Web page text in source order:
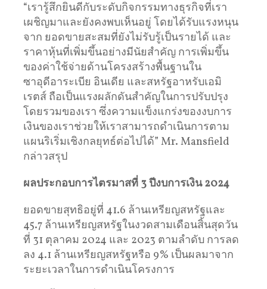
“เรารู้สึกยินดีกับระดับกิจกรรมทางธุรกิจที่เรา
เผชิญมาและยังคงพบเห็นอยู่ โดยได้รับแรงหนุน
จาก ยอดขายสะสมที่ยังไม่รับรู้เป็นรายได้ และ
ราคาหุ้นที่เพิ่มขึ้นอย่างมีนัยสำคัญ การเพิ่มขึ้น
ของค่าใช้จ่ายด้านโครงสร้างพื้นฐานใน
ซาอุดีอาระเบีย อินเดีย และสหรัฐอาหรับเอมิ
เรตส์ ถือเป็นแรงผลักดันสำคัญในการปรับปรุง
โดยรวมของเรา ซึ่งความแข็งแกร่งของงบการ
เงินของเราช่วยให้เราสามารถดำเนินการตาม
แผนริเริ่มเชิงกลยุทธ์ต่อไปได้” Mr. Mansfield
กล่าวสรุป
ผลประกอบการไตรมาสที่ 3 ปีงบการเงิน 2024
ยอดขายสุทธิอยู่ที่ 41.6 ล้านเหรียญสหรัฐและ
45.7 ล้านเหรียญสหรัฐในงวดสามเดือนสิ้นสุดวัน
ที่ 31 ตุลาคม 2024 และ 2023 ตามลำดับ การลด
ลง 4.1 ล้านเหรียญสหรัฐหรือ 9% เป็นผลมาจาก
ระยะเวลาในการดำเนินโครงการ